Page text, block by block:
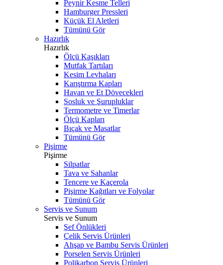
Peynir Kesme Telleri
Hamburger Pressleri
Küçük El Aletleri
Tümünü Gör
Hazırlık
Hazırlık
Ölçü Kaşıkları
Mutfak Tartıları
Kesim Levhaları
Karıştırma Kapları
Havan ve Et Dövecekleri
Sosluk ve Şurupluklar
Termometre ve Timerlar
Ölçü Kapları
Bıçak ve Masatlar
Tümünü Gör
Pişirme
Pişirme
Silpatlar
Tava ve Sahanlar
Tencere ve Kaçerola
Pişirme Kağıtları ve Folyolar
Tümünü Gör
Servis ve Sunum
Servis ve Sunum
Şef Önlükleri
Çelik Servis Ürünleri
Ahşap ve Bambu Servis Ürünleri
Porselen Servis Ürünleri
Polikarbon Servis Ürünleri